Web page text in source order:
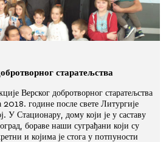
старатељства
Верског добротворног старатељства
године после свете Литургије
У Стационару, дому који је у саставу
бораве наши суграђани који су
и којима је стога у потпуности